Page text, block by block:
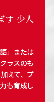
す少人
」または
ラスのも
えて、プ
も育成し